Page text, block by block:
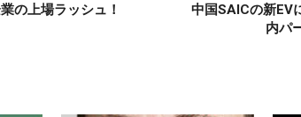
の上場ラッシュ！
中国SAICの新
内パ